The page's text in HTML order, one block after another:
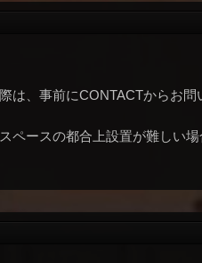
は、事前にCONTACTからお問
ペースの都合上設置が難しい場